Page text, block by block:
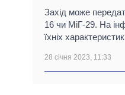
Захід може
16 чи МіГ-29. На
їхніх
28 січня 2023, 11:33